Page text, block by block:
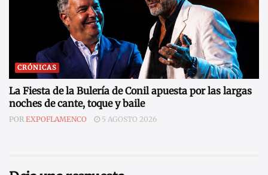
CRÓNICAS
La Fiesta de la Bulería de Conil apuesta por las largas
noches de cante, toque y baile
POR EXPOFLAMENCO 5 AGOSTO 2026